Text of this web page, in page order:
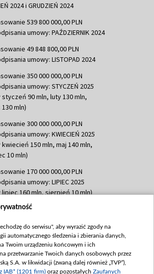
2024 i GRUDZIEŃ 2024
539 800 000,00 PLN
umowy: PAŹDZIERNIK 2024
49 848 800,00 PLN
umowy: LISTOPAD 2024
350 000 000,00 PLN
umowy: STYCZEŃ 2025
styczeń 90 mln, luty 130 mln,
mln)
300 000 000,00 PLN
umowy: KWIECIEŃ 2025
kwiecień 150 mln, maj 140 mln,
10 mln)
170 000 000,00 PLN
umowy: LIPIEC 2025
lipiec 160 mln, sierpień 10 mln)
60 000 000,00 PLN
wrzesień 60 mln)
635 783 051,21 PLN
umowy: WRZESIEŃ 2025
wrzesień 100 mln, październik 350
do serwisu", aby wyrazić zgody na
automatycznego śledzenia i zbierania danych,
Twoim urządzeniu końcowym i ich
przetwarzanie Twoich danych osobowych przez
S.A. w likwidacji (zwaną dalej również „TVP”),
IAB* (1201 firm) oraz pozostałych Zaufanych